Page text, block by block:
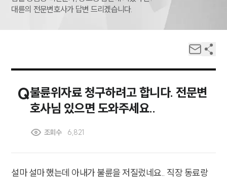
대륜의 전문변호사가 답변 드리겠습니다.
Q불륜위자료 청구하려고 합니다. 전문변
호사님 있으면 도와주세요..
조회수 6,821
설마 설마 했는데 아내가 불륜을 저질렀네요.. 직장 동료랑